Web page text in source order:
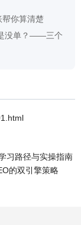
帮你算清楚
没单？——三个
习路径与实操指南
的双引擎策略